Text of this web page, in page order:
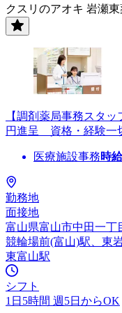
クスリのアオキ 岩瀬
【調剤薬局事務スタ
円進呈 資格・経験一
医療施設事務時給
勤務地
面接地
富山県富山市中田一丁
競輪場前(富山)駅、東
東富山駅
シフト
1日5時間 週5日からOK